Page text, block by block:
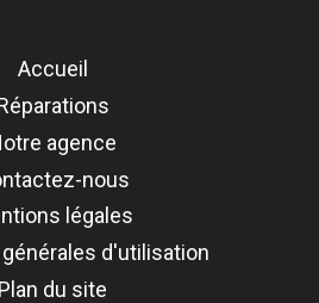
Accueil
agence
nous
légales
d'utilisation
Plan du site